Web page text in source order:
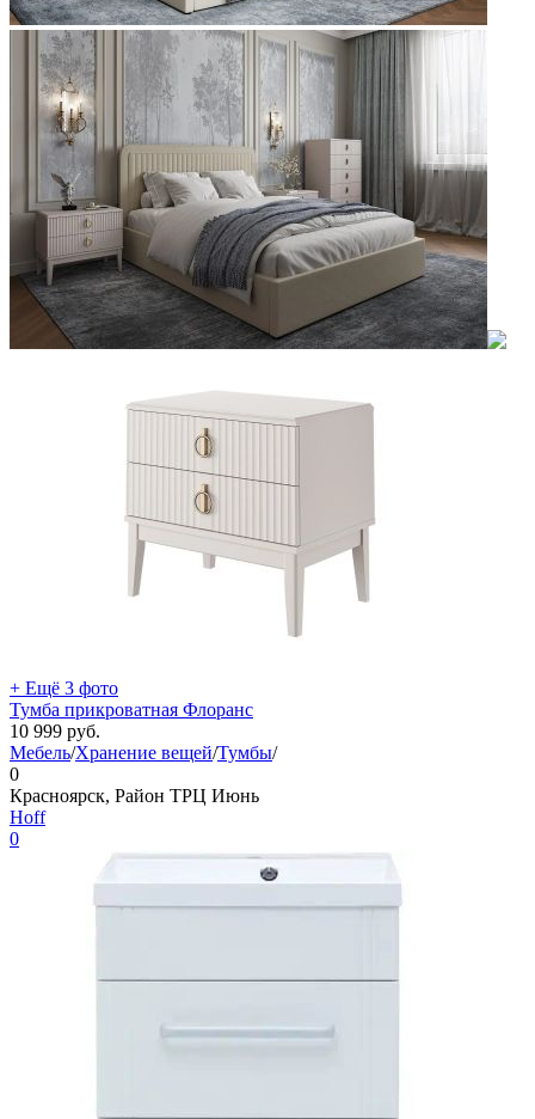
+ Ещё 3 фото
Тумба прикроватная Флоранс
10 999 руб.
Мебель/Хранение вещей/Тумбы/
0
Красноярск, Район ТРЦ Июнь
Hoff
0